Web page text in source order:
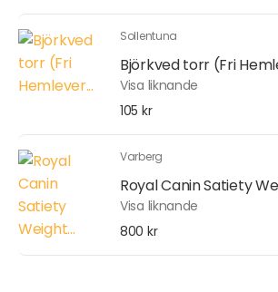
Sollentuna
Björkved torr (Fri
Visa liknande
105 kr
Varberg
Royal Canin Satiety
Visa liknande
800 kr